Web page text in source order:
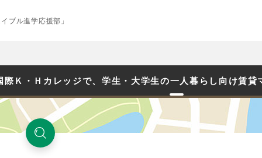
ブル進学応援部」
Ｋ・Ｈカレッジで、学生・大学生の一人暮らし向け賃